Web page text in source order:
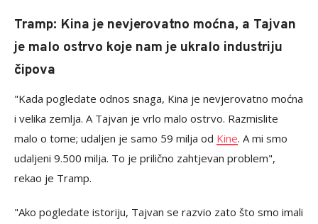
Tramp: Kina je nevjerovatno moćna, a Tajvan
je malo ostrvo koje nam je ukralo industriju
čipova
"Kada pogledate odnos snaga, Kina je nevjerovatno moćna
i velika zemlja. A Tajvan je vrlo malo ostrvo. Razmislite
malo o tome; udaljen je samo 59 milja od Kine. A mi smo
udaljeni 9.500 milja. To je prilično zahtjevan problem",
rekao je Tramp.
"Ako pogledate istoriju, Tajvan se razvio zato što smo imali